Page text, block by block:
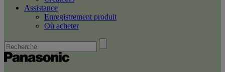
Assistance
Enregistrement produit
Où acheter